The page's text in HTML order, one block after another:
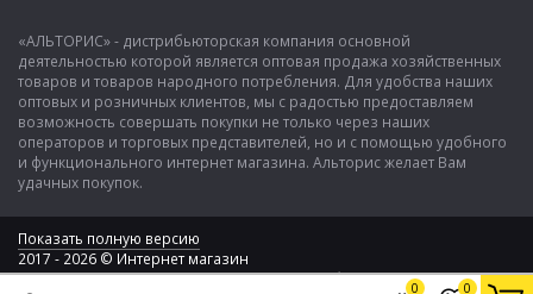
0
0
«АЛЬТОРИС» - дистрибьюторская компания основной
деятельностью которой является оптовая продажа хозяйственных
товаров и товаров народного потребления. Для удобства наших
оптовых и розничных клиентов, мы с радостью предоставляем
возможность совершать покупки не только через наших
операторов и торговых представителей, но и с помощью удобного
и функционального интернет магазина. Альторис желает Вам
удачных покупок.
Показать полную версию
2017 - 2026 © Интернет магазин
ООО "Альторис" - хозяйственные товары и бытовая техника